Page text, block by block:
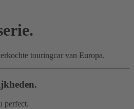
touringcar van Europa.
perfect.